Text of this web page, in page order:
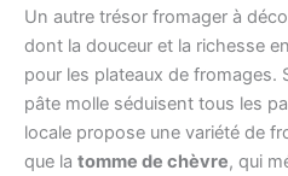
Un autre trésor fromager à
dont la douceur et la richesse
pour les plateaux de fromages.
pâte molle séduisent tous les
locale propose une variété de
que la tomme de chèvre, qui